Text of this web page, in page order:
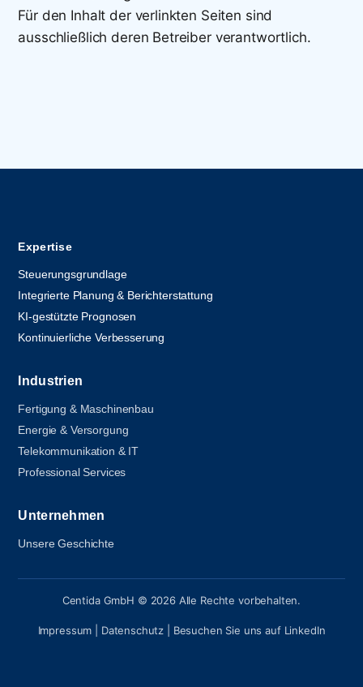
Für den Inhalt der verlinkten Seiten sind
ausschließlich deren Betreiber verantwortlich.
Expertise
Steuerungsgrundlage
Integrierte Planung & Berichterstattung
KI-gestützte Prognosen
Kontinuierliche Verbesserung
Industrien
Fertigung & Maschinenbau
Energie & Versorgung
Telekommunikation & IT
Professional Services
Unternehmen
Unsere Geschichte
Centida GmbH © 2026 Alle Rechte vorbehalten.
Impressum Datenschutz | Besuchen Sie uns auf LinkedIn